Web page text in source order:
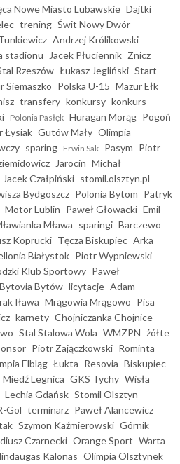
Nowe Miasto Lubawskie Dajtki
trening Świt Nowy Dwór
Andrzej Królikowski
stadionu Jacek Płuciennik Znicz
Rzeszów Łukasz Jegliński Start
Siemaszko Polska U-15 Mazur Ełk
transfery konkursy konkurs
Polonia Pasłęk Huragan Morąg Pogoń
Łysiak Gutów Mały Olimpia
sparing Erwin Sak Pasym Piotr
Jarocin Michał
Jacek Czałpiński stomil.olsztyn.pl
Bydgoszcz Polonia Bytom Patryk
Motor Lublin Paweł Głowacki Emil
Mława sparingi Barczewo
Koprucki Tęcza Biskupiec Arka
Białystok Piotr Wypniewski
Klub Sportowy Paweł
Bytovia Bytów licytacje Adam
Iława Mrągowia Mrągowo Pisa
karnety Chojniczanka Chojnice
Stal Stalowa Wola WMZPN żółte
Piotr Zajączkowski Rominta
Elbląg Łukta Resovia Biskupiec
Miedź Legnica GKS Tychy Wisła
Lechia Gdańsk Stomil Olsztyn -
Gol terminarz Paweł Alancewicz
Szymon Kaźmierowski Górnik
Czarnecki Orange Sport Warta
Kalonas Olimpia Olsztynek